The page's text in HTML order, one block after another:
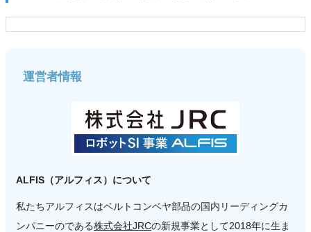
運営者情報
ALFIS（アルフィス）について
私たちアルフィスはベルトコンベヤ部品の国内リーディングカ
ンパニーのである株式会社JRCの新規事業として2018年に生ま